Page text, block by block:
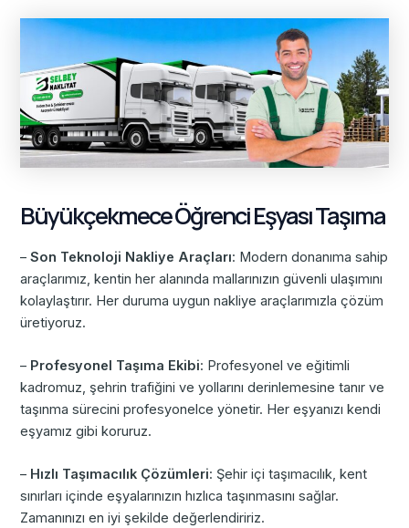
Büyükçekmece Öğrenci Eşyası Taşıma
–Son Teknoloji Nakliye Araçları: Modern donanıma sahip
araçlarımız, kentin her alanında mallarınızın güvenli ulaşımını
kolaylaştırır. Her duruma uygun nakliye araçlarımızla çözüm
üretiyoruz.
– Profesyonel Taşıma Ekibi: Profesyonel ve eğitimli
kadromuz, şehrin trafiğini ve yollarını derinlemesine tanır ve
taşınma sürecini profesyonelce yönetir. Her eşyanızı kendi
eşyamız gibi koruruz.
– Hızlı Taşımacılık Çözümleri: Şehir içi taşımacılık, kent
sınırları içinde eşyalarınızın hızlıca taşınmasını sağlar.
Zamanınızı en iyi şekilde değerlendiririz.